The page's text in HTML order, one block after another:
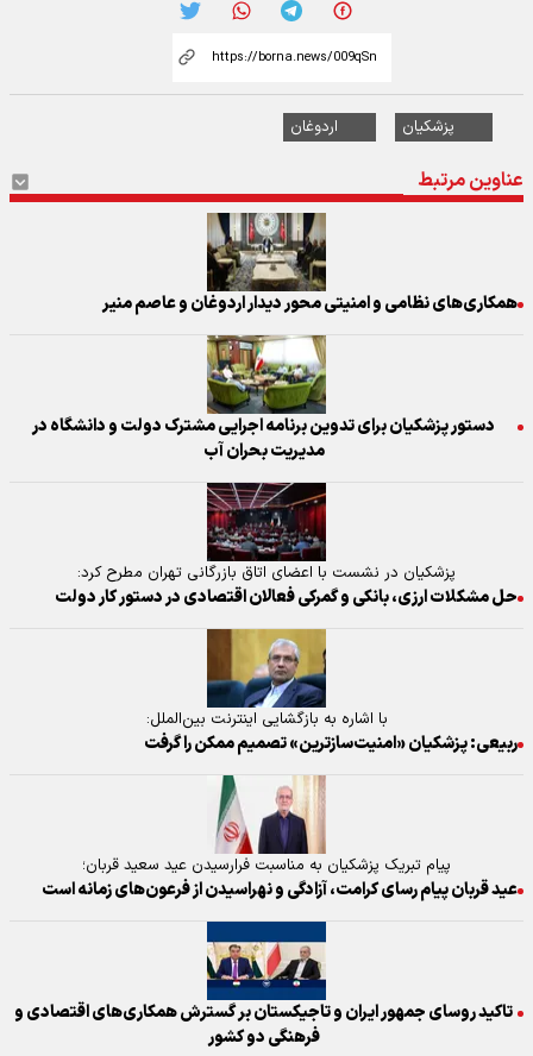
پزشکیان اردوغان
عناوین مرتبط
همکاری‌های نظامی و امنیتی محور دیدار اردوغان و عاصم منیر
دستور پزشکیان برای تدوین برنامه اجرایی مشترک دولت و دانشگاه در
مدیریت بحران آب
پزشکیان در نشست با اعضای اتاق بازرگانی تهران مطرح کرد:
حل مشکلات ارزی، بانکی و گمرکی فعالان اقتصادی در دستور کار دولت
با اشاره به بازگشایی اینترنت بین‌الملل:
ربیعی: پزشکیان «امنیت‌سازترین» تصمیم ممکن را گرفت
پیام تبریک پزشکیان به مناسبت فرارسیدن عید سعید قربان؛
عید قربان پیام رسای کرامت، آزادگی و نهراسیدن از فرعون‌های زمانه است
تاکید روسای جمهور ایران و تاجیکستان بر گسترش همکاری‌های اقتصادی و
فرهنگی دو کشور